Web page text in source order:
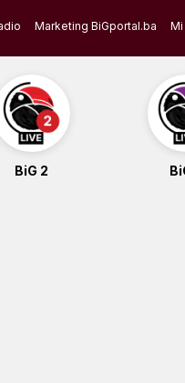
Marketing BiGportal.ba Mi
BiG 2